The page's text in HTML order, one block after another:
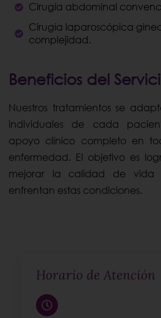
Cirugía abdominal
Cirugía laparoscópica
complejidad.
Beneficios del
Nuestros tratamientos se
individuales de cada
apoyo clínico completo en
enfermedad. El objetivo es
mejorar la calidad de vida
enfrentan estas condiciones.
Horario de Atención